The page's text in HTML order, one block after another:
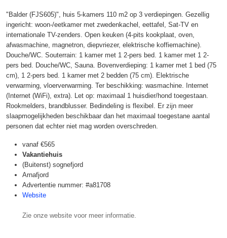
"Balder (FJS605)", huis 5-kamers 110 m2 op 3 verdiepingen. Gezellig
ingericht: woon-/eetkamer met zwedenkachel, eettafel, Sat-TV en
internationale TV-zenders. Open keuken (4-pits kookplaat, oven,
afwasmachine, magnetron, diepvriezer, elektrische koffiemachine).
Douche/WC. Souterrain: 1 kamer met 1 2-pers bed. 1 kamer met 1 2-
pers bed. Douche/WC, Sauna. Bovenverdieping: 1 kamer met 1 bed (75
cm), 1 2-pers bed. 1 kamer met 2 bedden (75 cm). Elektrische
verwarming, vloerverwarming. Ter beschikking: wasmachine. Internet
(Internet (WiFi), extra). Let op: maximaal 1 huisdier/hond toegestaan.
Rookmelders, brandblusser. Bedindeling is flexibel. Er zijn meer
slaapmogelijkheden beschikbaar dan het maximaal toegestane aantal
personen dat echter niet mag worden overschreden.
vanaf €565
Vakantiehuis
(Buitenst) sognefjord
Arnafjord
Advertentie nummer: #a81708
Website
Zie onze website voor meer informatie.